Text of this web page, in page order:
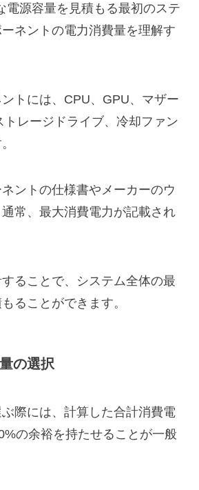
電源容量を見積もる最初のステ
ネントの電力消費量を理解す
トには、CPU、GPU、マザー
トレージドライブ、冷却ファン
ントの仕様書やメーカーのウ
常、最大消費電力が記載され
ることで、システム全体の最
ることができます。
の選択
際には、計算した合計消費電
の余裕を持たせることが一般